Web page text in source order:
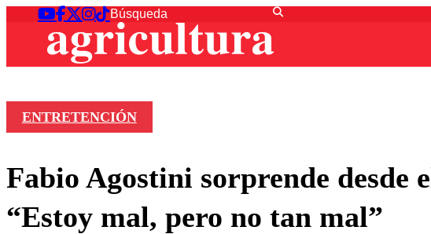
ENTRETENCIÓN
Fabio Agostini sorprende desde
“Estoy mal, pero no tan mal”